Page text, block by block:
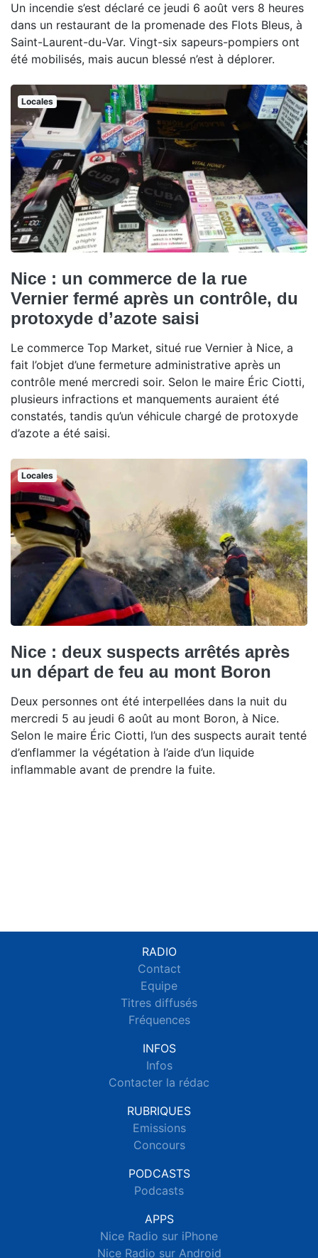
Un incendie s’est déclaré ce jeudi 6 août vers 8 heures
dans un restaurant de la promenade des Flots Bleus, à
Saint-Laurent-du-Var. Vingt-six sapeurs-pompiers ont
été mobilisés, mais aucun blessé n’est à déplorer.
Locales
Nice : un commerce de la rue
Vernier fermé après un contrôle, du
protoxyde d’azote saisi
Le commerce Top Market, situé rue Vernier à Nice, a
fait l’objet d’une fermeture administrative après un
contrôle mené mercredi soir. Selon le maire Éric Ciotti,
plusieurs infractions et manquements auraient été
constatés, tandis qu’un véhicule chargé de protoxyde
d’azote a été saisi.
Locales
Nice : deux suspects arrêtés après
un départ de feu au mont Boron
Deux personnes ont été interpellées dans la nuit du
mercredi 5 au jeudi 6 août au mont Boron, à Nice.
Selon le maire Éric Ciotti, l’un des suspects aurait tenté
d’enflammer la végétation à l’aide d’un liquide
inflammable avant de prendre la fuite.
RADIO
Contact
Equipe
Titres diffusés
Fréquences
INFOS
Infos
Contacter la rédac
RUBRIQUES
Emissions
Concours
PODCASTS
Podcasts
APPS
Nice Radio sur iPhone
Nice Radio sur Android